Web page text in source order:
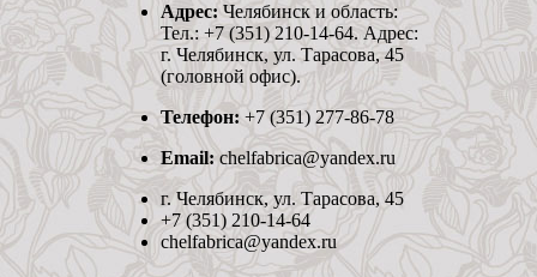
Адрес: Челябинск и область:
Тел.: +7 (351) 210-14-64. Адрес:
г. Челябинск, ул. Тарасова, 45
(головной офис).
Телефон: +7 (351) 277-86-78
Email:chelfabrica@yandex.ru
г. Челябинск, ул. Тарасова, 45
+7 (351) 210-14-64
chelfabrica@yandex.ru